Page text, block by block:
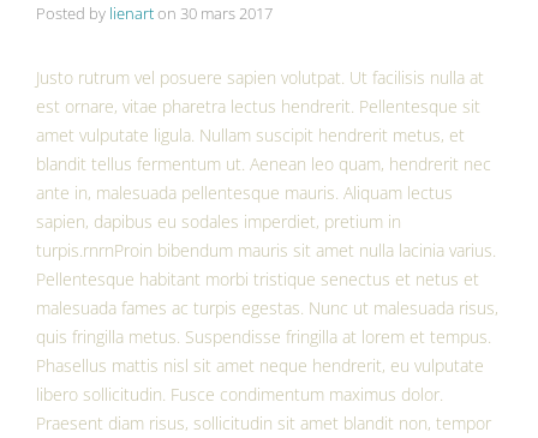
Posted by lienarton 30 mars 2017
Justo rutrum vel posuere sapien volutpat. Ut facilisis nulla at
est ornare, vitae pharetra lectus hendrerit. Pellentesque sit
amet vulputate ligula. Nullam suscipit hendrerit metus, et
blandit tellus fermentum ut. Aenean leo quam, hendrerit nec
ante in, malesuada pellentesque mauris. Aliquam lectus
sapien, dapibus eu sodales imperdiet, pretium in
turpis.rnrnProin bibendum mauris sit amet nulla lacinia varius.
Pellentesque habitant morbi tristique senectus et netus et
malesuada fames ac turpis egestas. Nunc ut malesuada risus,
quis fringilla metus. Suspendisse fringilla at lorem et tempus.
Phasellus mattis nisl sit amet neque hendrerit, eu vulputate
libero sollicitudin. Fusce condimentum maximus dolor.
Praesent diam risus, sollicitudin sit amet blandit non, tempor